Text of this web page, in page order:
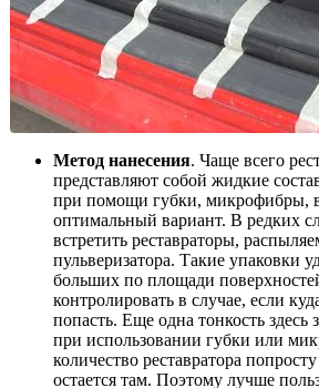
Метод нанесения. Чаще всего
представляют собой жидкие
при помощи губки, микрофибры,
оптимальный вариант. В редких
встретить реставраторы,
пульверизатора. Такие упаковки
больших по площади
контролировать в случае, если
попасть. Еще одна тонкость здесь
при использовании губки или
количество реставратора
остается там. Поэтому лучше